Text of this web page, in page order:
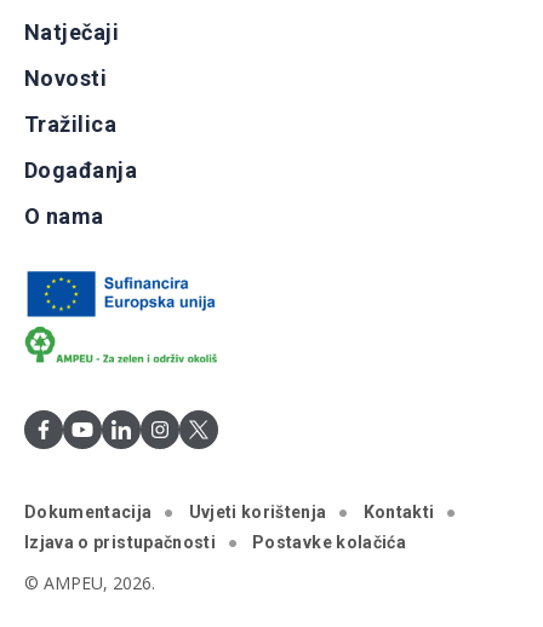
Natječaji
Novosti
Tražilica
Događanja
O nama
Dokumentacija Uvjeti korištenja
Kontakti
Izjava o pristupačnosti
Postavke kolačića
© AMPEU, 2026.